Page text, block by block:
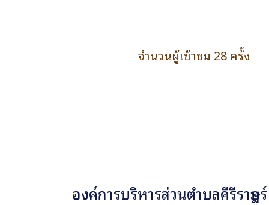
จำนวนผู้เข้าชม 28 ครั้ง
องค์การบริหารส่วนตำบลคีรีราษ